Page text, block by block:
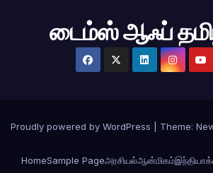
டைம்ஸ் ஆஃப்
Proudly powered by WordPress Theme:
HomeSample Pageஅரசியல்ஆன்மிகம்இந்தியா